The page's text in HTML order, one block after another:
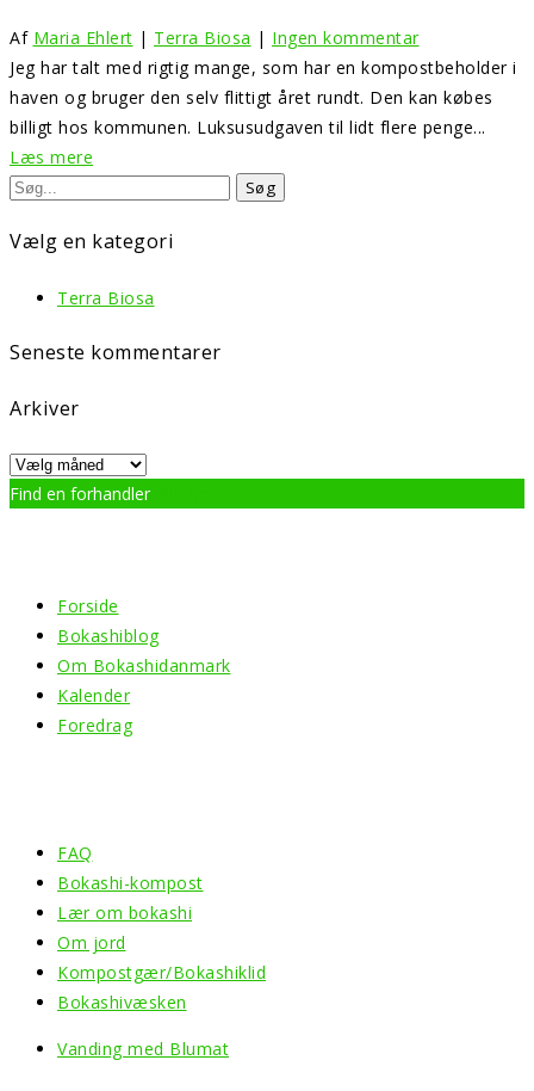
Af Maria Ehlert | Terra Biosa | Ingen kommentar
Jeg har talt med rigtig mange, som har en kompostbeholder i
haven og bruger den selv flittigt året rundt. Den kan købes
billigt hos kommunen. Luksusudgaven til lidt flere penge...
Læs mere
Vælg en kategori
Terra Biosa
Seneste kommentarer
Arkiver
Arkiver
Find en forhandler
Forside
Bokashiblog
Om Bokashidanmark
Kalender
Foredrag
FAQ
Bokashi-kompost
Lær om bokashi
Om jord
Kompostgær/Bokashiklid
Bokashivæsken
Vanding med Blumat